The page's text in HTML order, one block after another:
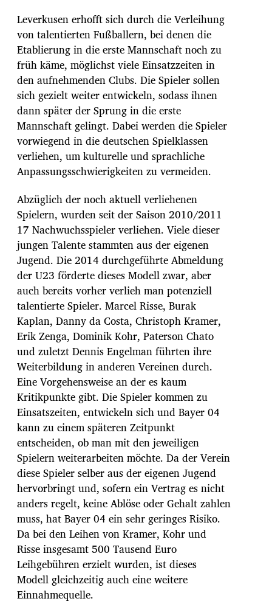
Leverkusen erhofft sich durch die Verleihung
von talentierten Fußballern, bei denen die
Etablierung in die erste Mannschaft noch zu
früh käme, möglichst viele Einsatzzeiten in
den aufnehmenden Clubs. Die Spieler sollen
sich gezielt weiter entwickeln, sodass ihnen
dann später der Sprung in die erste
Mannschaft gelingt. Dabei werden die Spieler
vorwiegend in die deutschen Spielklassen
verliehen, um kulturelle und sprachliche
Anpassungsschwierigkeiten zu vermeiden.
Abzüglich der noch aktuell verliehenen
Spielern, wurden seit der Saison 2010/2011
17 Nachwuchsspieler verliehen. Viele dieser
jungen Talente stammten aus der eigenen
Jugend. Die 2014 durchgeführte Abmeldung
der U23 förderte dieses Modell zwar, aber
auch bereits vorher verlieh man potenziell
talentierte Spieler. Marcel Risse, Burak
Kaplan, Danny da Costa, Christoph Kramer,
Erik Zenga, Dominik Kohr, Paterson Chato
und zuletzt Dennis Engelman führten ihre
Weiterbildung in anderen Vereinen durch.
Eine Vorgehensweise an der es kaum
Kritikpunkte gibt. Die Spieler kommen zu
Einsatszeiten, entwickeln sich und Bayer 04
kann zu einem späteren Zeitpunkt
entscheiden, ob man mit den jeweiligen
Spielern weiterarbeiten möchte. Da der Verein
diese Spieler selber aus der eigenen Jugend
hervorbringt und, sofern ein Vertrag es nicht
anders regelt, keine Ablöse oder Gehalt zahlen
muss, hat Bayer 04 ein sehr geringes Risiko.
Da bei den Leihen von Kramer, Kohr und
Risse insgesamt 500 Tausend Euro
Leihgebühren erzielt wurden, ist dieses
Modell gleichzeitig auch eine weitere
Einnahmequelle.